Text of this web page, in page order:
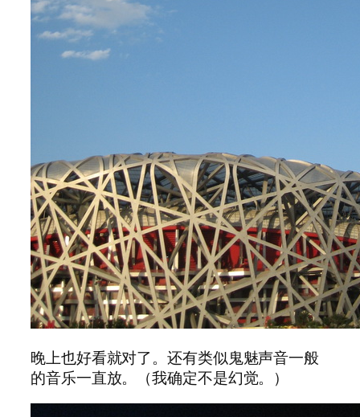
晚上也好看就对了。还有类似鬼魅声音一般
的音乐一直放。（我确定不是幻觉。）